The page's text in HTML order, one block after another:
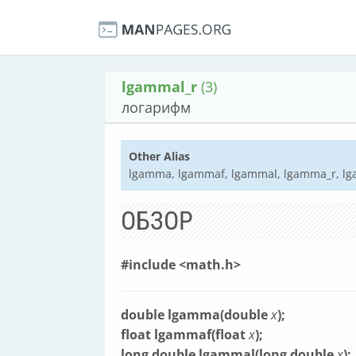
lgammal_r (3)
логарифм
Other Alias
lgamma, lgammaf, lgammal, lgamma_r,
ОБЗОР
#include <math.h>
double lgamma(doublex);
float lgammaf(floatx);